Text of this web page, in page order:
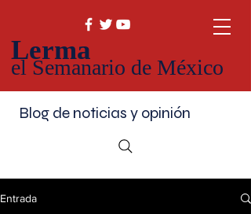
Lerma
el Semanario de México
Blog de noticias y opinión
Entrada